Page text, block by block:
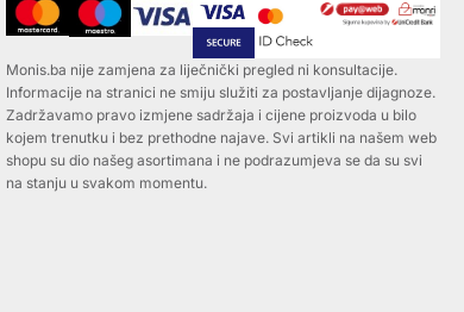
Monis.ba nije zamjena za liječnički pregled ni konsultacije.
Informacije na stranici ne smiju služiti za postavljanje dijagnoze.
Zadržavamo pravo izmjene sadržaja i cijene proizvoda u bilo
kojem trenutku i bez prethodne najave. Svi artikli na našem web
shopu su dio našeg asortimana i ne podrazumjeva se da su svi
na stanju u svakom momentu.